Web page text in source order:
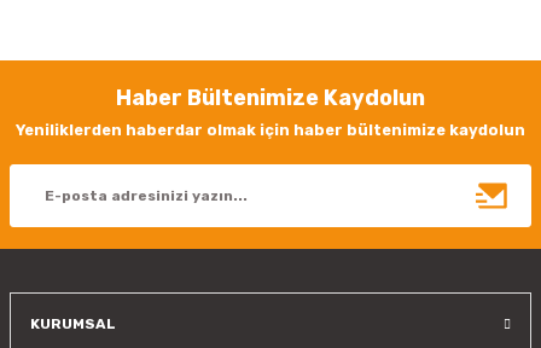
Görüş ve önerileriniz için teşekkür ederiz.
Bu ürüne benzer farklı alternatifler olmalı.
Haber Bültenimize Kaydolun
Yeniliklerden haberdar olmak için haber bültenimize kaydolun
KURUMSAL